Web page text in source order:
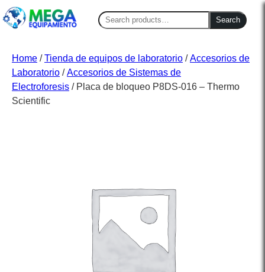
Search
for:
Search
Home /Tienda de equipos de laboratorio /Accesorios de
Laboratorio /Accesorios de Sistemas de
Electroforesis / Placa de bloqueo P8DS-016 – Thermo
Scientific